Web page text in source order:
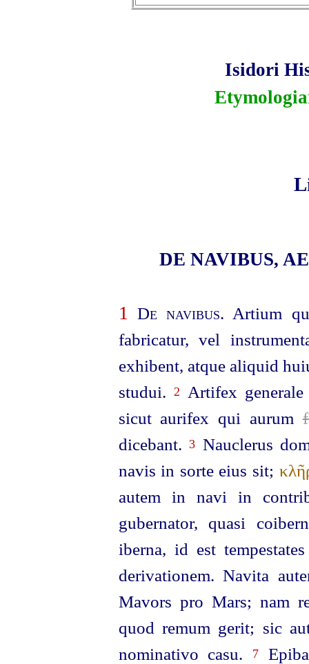
Isidori
DE NAVIBUS,
1 De navibus. Artium
fabricatur, vel
exhibent, atque aliquid
studui. 2
Artifex
sicut aurifex qui aurum
dicebant.3 Nauclerus
navis in sorte eius sit;
autem in navi in
gubernator, quasi
iberna, id est
derivationem. Navita
Mavors pro Mars; nam
quod remum gerit; sic
nominativo casu.
7